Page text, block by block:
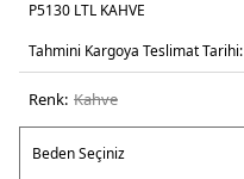
P5130 LTL KAHVE
Tahmini Kargoya Teslimat Tarihi:
Renk: kahve